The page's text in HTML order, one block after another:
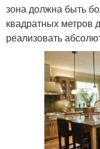
зона должна быть
квадратных метров
реализовать